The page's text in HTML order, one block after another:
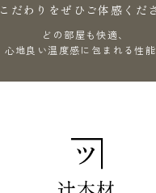
こだわりをぜひご体感くだ
どの部屋も快適、
心地良い温度感に包まれる性能